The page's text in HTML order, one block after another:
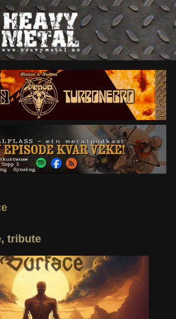
Nyheter
Omtaler
Intervjuer
Om oss
Abonner
tribute